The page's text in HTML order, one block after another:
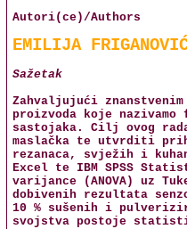
Autori(ce)/Authors
EMILIJA
Sažetak
Zahvaljujući
proizvoda koje
sastojaka. Cilj ovog
maslačka te utvrditi
rezanaca, svježih i
Excel te IBM SPSS
varijance (ANOVA) uz
dobivenih rezultata
10 % sušenih i
svojstva postoje